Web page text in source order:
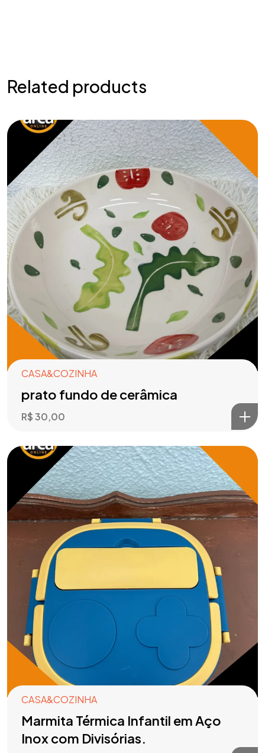
Related products
CASA&COZINHA
prato fundo de cerâmica
R$30,00
CASA&COZINHA
Marmita Térmica Infantil em Aço
Inox com Divisórias.